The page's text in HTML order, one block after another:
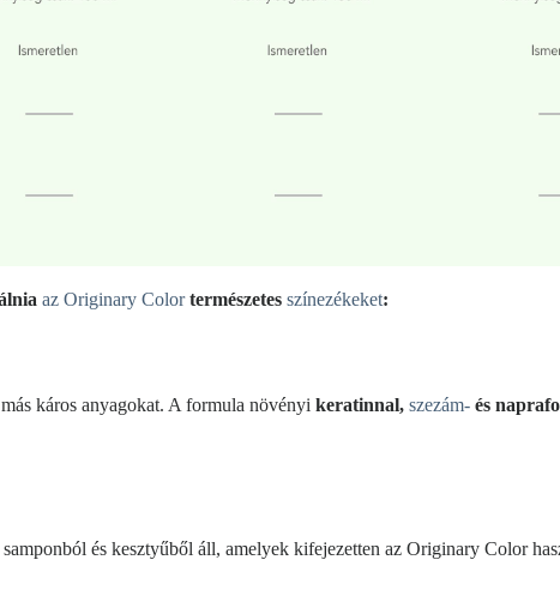
az Originary Colortermészetes színezékeket:
káros anyagokat. A formula növényi keratinnal, szezám- és
és kesztyűből áll, amelyek kifejezetten az Originary Color